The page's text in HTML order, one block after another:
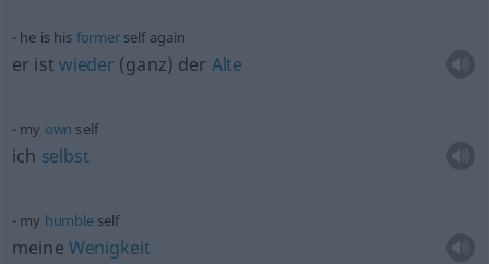
he is his formerself again
er ist wieder (ganz) der Alte
my own self
ich selbst
my humbleself
meine Wenigkeit